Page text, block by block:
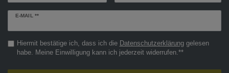
E-MAIL **
Newsletter
Hiermit bestätige ich, dass ich die Daten­schutz­erklärunggelesen
habe. Meine Einwilligung kann ich jederzeit widerrufen.**